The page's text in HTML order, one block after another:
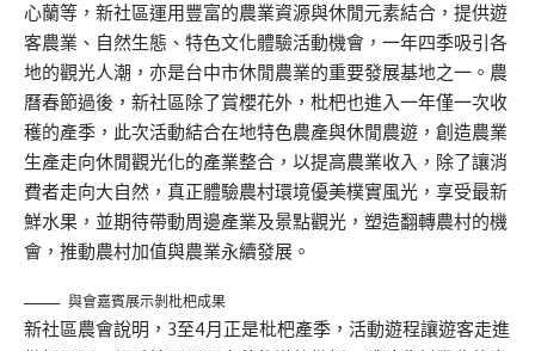
心蘭等，新社區運用豐富的農業資源與休閒元素結合，提供遊
客農業、自然生態、特色文化體驗活動機會，一年四季吸引各
地的觀光人潮，亦是台中市休閒農業的重要發展基地之一。農
曆春節過後，新社區除了賞櫻花外，枇杷也進入一年僅一次收
穫的產季，此次活動結合在地特色農產與休閒農遊，創造農業
生產走向休閒觀光化的產業整合，以提高農業收入，除了讓消
費者走向大自然，真正體驗農村環境優美樸實風光，享受最新
鮮水果，並期待帶動周邊產業及景點觀光，塑造翻轉農村的機
會，推動農村加值與農業永續發展。
與會嘉賓展示剝枇杷成果
新社區農會說明，3至4月正是枇杷產季，活動遊程讓遊客走進